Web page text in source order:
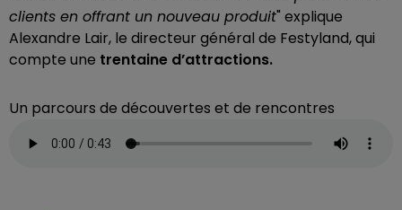
clients en offrant un nouveau produit" explique
Alexandre Lair, le directeur général de Festyland, qui
compte une trentaine d’attractions.
Un parcours de découvertes et de rencontres